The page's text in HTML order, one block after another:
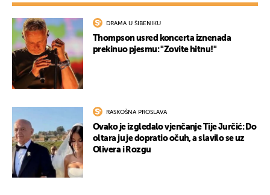
DRAMA U ŠIBENIKU
Thompson usred koncerta iznenada
prekinuo pjesmu: "Zovite hitnu!"
RASKOŠNA PROSLAVA
Ovako je izgledalo vjenčanje Tije Jurčić: Do
oltara ju je dopratio očuh, a slavilo se uz
Olivera i Rozgu